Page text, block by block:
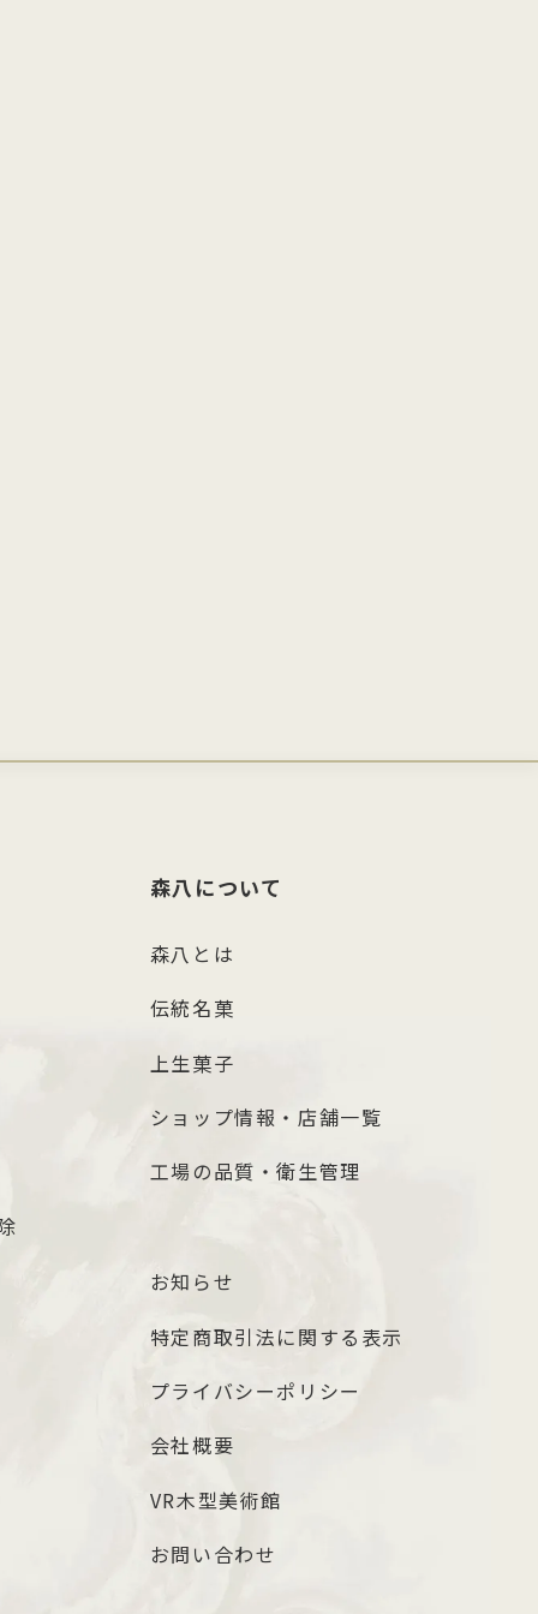
森八について
森八とは
伝統名菓
上生菓子
ショップ情報・店舗一覧
工場の品質・衛生管理
お知らせ
特定商取引法に関する表示
プライバシーポリシー
会社概要
VR木型美術館
お問い合わせ